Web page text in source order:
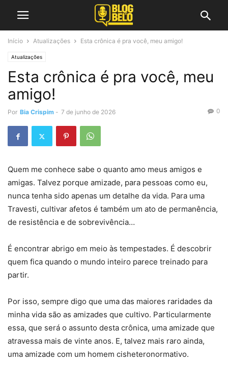
Início Atualizações Esta crônica é pra você, meu amigo!
Atualizações
Esta crônica é pra você, meu
amigo!
Por Bia Crispim - 7 de junho de 2026 0
Quem me conhece sabe o quanto amo meus amigos e
amigas. Talvez porque amizade, para pessoas como eu,
nunca tenha sido apenas um detalhe da vida. Para uma
Travesti, cultivar afetos é também um ato de permanência,
de resistência e de sobrevivência…
É encontrar abrigo em meio às tempestades. É descobrir
quem fica quando o mundo inteiro parece treinado para
partir.
Por isso, sempre digo que uma das maiores raridades da
minha vida são as amizades que cultivo. Particularmente
essa, que será o assunto desta crônica, uma amizade que
atravessa mais de vinte anos. E, talvez mais raro ainda,
uma amizade com um homem cisheteronormativo.